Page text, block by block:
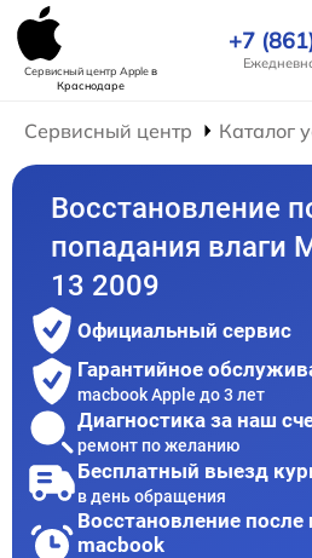
Сервисный центр Appleв
Краснодаре
+7
Сервисный центр Каталог
Восстановление
попадания влаги
13 2009
Официальный сервис
Гарантийное
macbook Apple до 3 лет
Диагностика за наш
ремонт по желанию
Бесплатный выезд
в день обращения
Восстановление после
macbook